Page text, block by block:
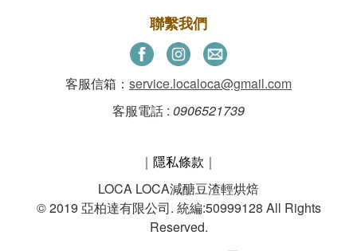
聯繫我們
客服信箱： service.localoca@gmail.com
客服電話 : 0906521739
｜ 隱私條款 ｜
LOCA LOCA減醣豆渣輕烘焙
© 2019 亞柏達有限公司. 統編:50999128 All Rights
Reserved.